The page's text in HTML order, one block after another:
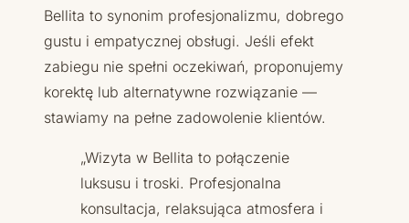
Bellita to synonim profesjonalizmu, dobrego
gustu i empatycznej obsługi. Jeśli efekt
zabiegu nie spełni oczekiwań, proponujemy
korektę lub alternatywne rozwiązanie —
stawiamy na pełne zadowolenie klientów.
„Wizyta w Bellita to połączenie
luksusu i troski. Profesjonalna
konsultacja, relaksująca atmosfera i